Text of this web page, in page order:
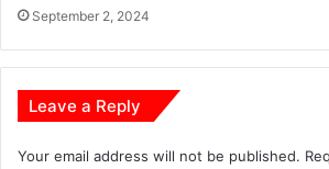
September 2, 2024
Leave a Reply
Your email address will not be published.